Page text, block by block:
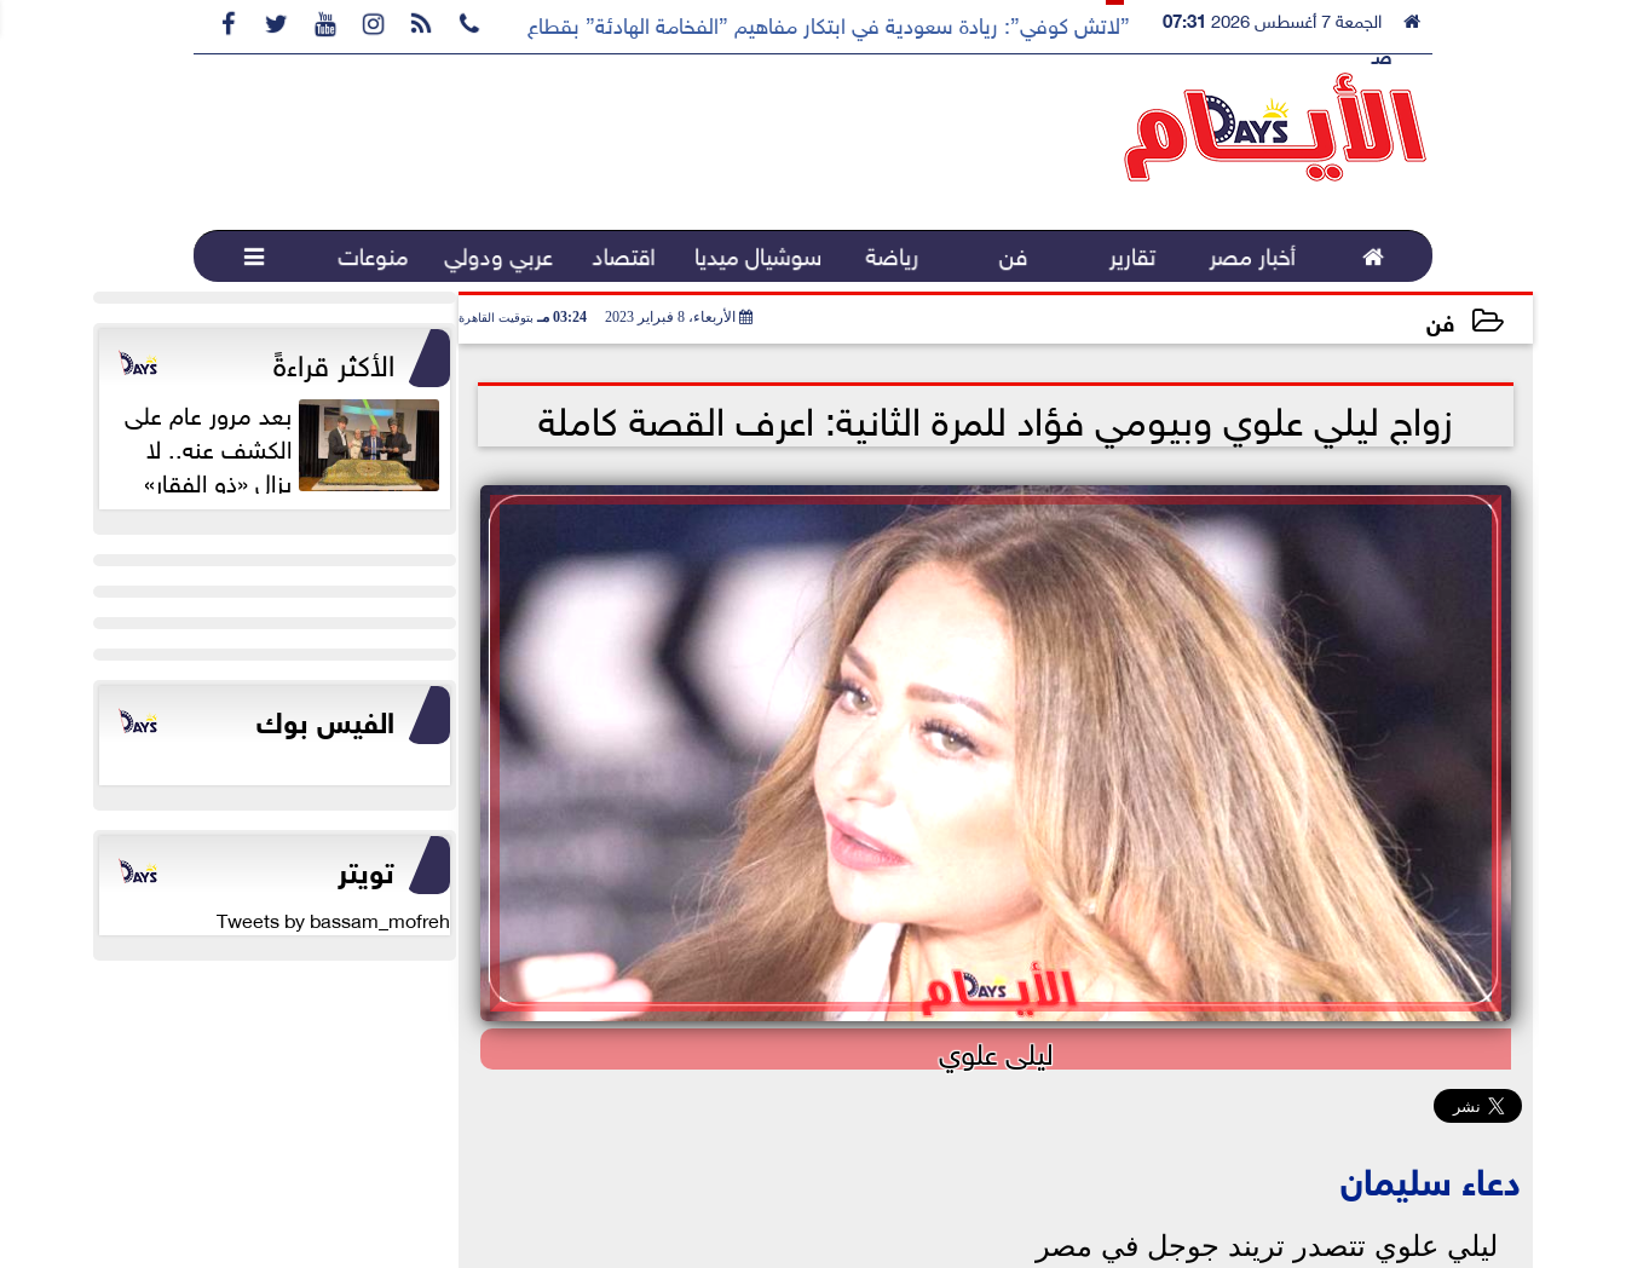
       الجمعة 7 أغسطس 2026
07:31
صـ
”لاتش كوفي”: ريادة سعودية في ابتكار مفاهيم ”الفخامة الهادئة” بقطاع القهوة المختصة...
 أخبار مصر تقارير فن رياضة سوشيال ميديا اقتصاد عربي ودولي منوعات 
فن الأربعاء، 8 فبراير 2023 03:24 مـ بتوقيت القاهرة
زواج ليلي علوي وبيومي فؤاد للمرة الثانية: اعرف القصة كاملة
ليلى علوي
دعاء سليمان
ليلي علوي تتصدر تريند جوجل في مصر
الأكثر قراءةً
بعد مرور عام على
الكشف عنه.. لا
يزال «ذو الفقار»
محور اهتمام...
الفيس بوك
تويتر
Tweets by bassam_mofreh